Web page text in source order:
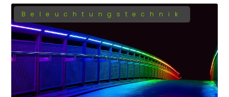
Beleuchtungstechnik